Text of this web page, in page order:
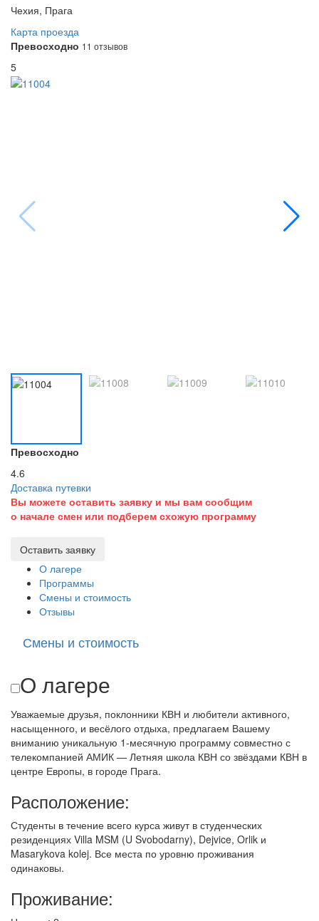
Чехия, Прага
Карта проезда
Превосходно 11 отзывов
5
Превосходно
4.6
Доставка путевки
Вы можете оставить заявку и мы вам сообщим
о начале смен или подберем схожую программу
Оставить заявку
О лагере
Программы
Смены и стоимость
Отзывы
Смены и стоимость
О лагере
Уважаемые друзья, поклонники КВН и любители активного,
насыщенного, и весёлого отдыха, предлагаем Вашему
вниманию уникальную 1-месячную программу совместно с
телекомпанией АМИК — Летняя школа КВН со звёздами КВН в
центре Европы, в городе Прага.
Расположение:
Студенты в течение всего курса живут в студенческих
резиденциях Villa MSM (U Svobodarny), Dejvice, Orlik и
Masarykova kolej. Все места по уровню проживания
одинаковы.
Проживание: